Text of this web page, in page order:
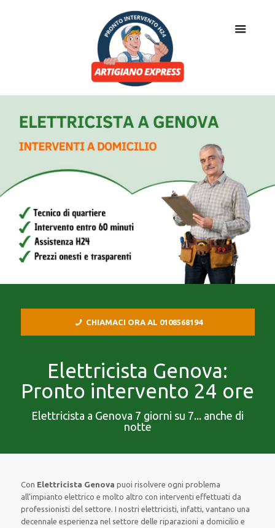
CHIAMACI ORA AL 0108568194
Elettricista Genova:
Pronto intervento 24 ore
Elettricista a Genova 7 giorni su 7... anche di
notte
Con Elettricista Genova puoi risolvere ogni problema
all’impianto elettrico e molto altro con interventi effettuati da
professionisti del settore. I nostri elettricisti, infatti, vantano una
decennale esperienza nel settore delle riparazioni a domicilio e